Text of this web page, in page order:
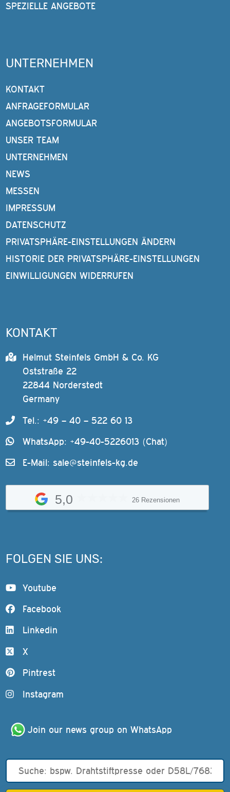
SPEZIELLE ANGEBOTE
UNTERNEHMEN
KONTAKT
ANFRAGEFORMULAR
ANGEBOTSFORMULAR
UNSER TEAM
UNTERNEHMEN
NEWS
MESSEN
IMPRESSUM
DATENSCHUTZ
PRIVATSPHÄRE-EINSTELLUNGEN ÄNDERN
HISTORIE DER PRIVATSPHÄRE-EINSTELLUNGEN
EINWILLIGUNGEN WIDERRUFEN
KONTAKT
Helmut Steinfels GmbH & Co. KG
Oststraße 22
22844 Norderstedt
Germany
Tel.: +49 – 40 – 522 60 13
WhatsApp: +49-40-5226013 (Chat)
E-Mail: sale@steinfels-kg.de
5,0 26 Rezensionen
FOLGEN SIE UNS:
Youtube
Facebook
Linkedin
X
Pintrest
Instagram
Join our news group on WhatsApp